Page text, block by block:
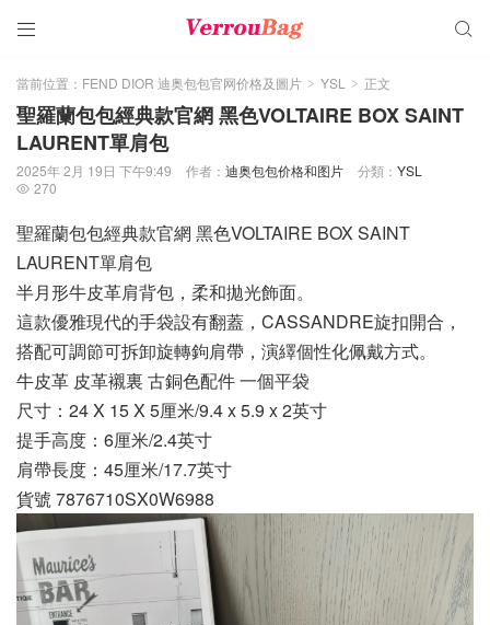
 
當前位置： FEND DIOR 迪奥包包官网价格及圖片 > YSL > 正文
聖羅蘭包包經典款官網 黑色VOLTAIRE BOX SAINT
LAURENT單肩包
2025年 2月 19日 下午9:49 作者： 迪奥包包价格和图片 分類： YSL
 270
聖羅蘭包包經典款官網 黑色VOLTAIRE BOX SAINT
LAURENT單肩包
半月形牛皮革肩背包，柔和拋光飾面。
這款優雅現代的手袋設有翻蓋，CASSANDRE旋扣開合，
搭配可調節可拆卸旋轉鉤肩帶，演繹個性化佩戴方式。
牛皮革 皮革襯裏 古銅色配件 一個平袋
尺寸：24 X 15 X 5厘米/9.4 x 5.9 x 2英寸
提手高度：6厘米/2.4英寸
肩帶長度：45厘米/17.7英寸
貨號 7876710SX0W6988